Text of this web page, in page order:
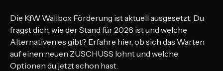
Die KfW Wallbox Förderung ist aktuell ausgesetzt. Du
fragst dich, wie der Stand für 2026 ist und welche
Alternativen es gibt? Erfahre hier, ob sich das Warten
auf einen neuen ZUSCHUSS lohnt und welche
Optionen du jetzt schon hast.